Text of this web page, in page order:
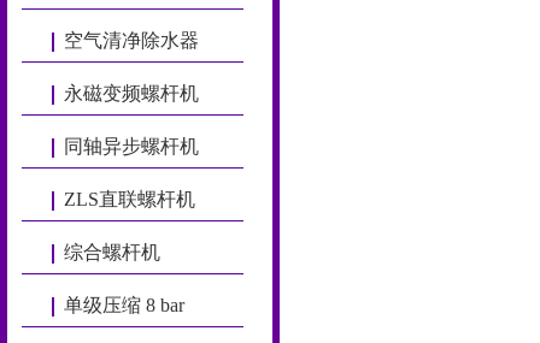
空气清净除水器
永磁变频螺杆机
同轴异步螺杆机
ZLS直联螺杆机
综合螺杆机
单级压缩 8 bar